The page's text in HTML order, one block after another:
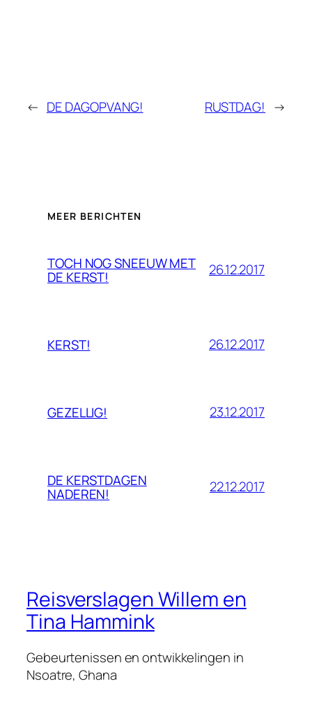
← DE DAGOPVANG! RUSTDAG! →
MEER BERICHTEN
TOCH NOG SNEEUW MET
DE KERST! 26.12.2017
KERST! 26.12.2017
GEZELLIG! 23.12.2017
DE KERSTDAGEN
NADEREN! 22.12.2017
Reisverslagen Willem en
Tina Hammink
Gebeurtenissen en ontwikkelingen in
Nsoatre, Ghana